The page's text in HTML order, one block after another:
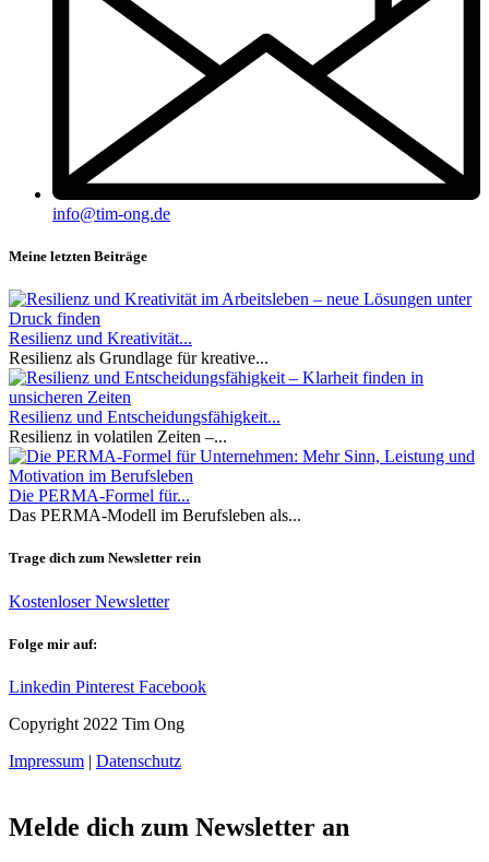
info@tim-ong.de
Meine letzten Beiträge
Resilienz und Kreativität...
Resilienz als Grundlage für kreative...
Resilienz und Entscheidungsfähigkeit...
Resilienz in volatilen Zeiten –...
Die PERMA-Formel für...
Das PERMA-Modell im Berufsleben als...
Trage dich zum Newsletter rein
Kostenloser Newsletter
Folge mir auf:
Linkedin Pinterest Facebook
Copyright 2022 Tim Ong
Impressum | Datenschutz
Melde dich zum Newsletter an